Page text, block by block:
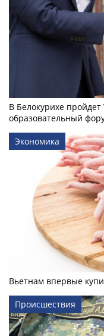
В Белокурихе
образовательный
Экономика
Вьетнам впервые
Происшествия